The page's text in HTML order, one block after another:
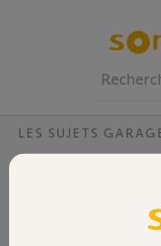
Volet
LES SUJETS
GDK700